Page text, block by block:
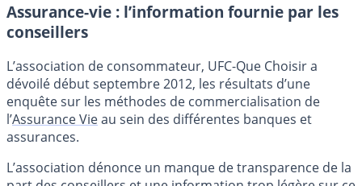
Assurance-vie : l’information fournie par les
conseillers
L’association de consommateur, UFC-Que Choisir a
dévoilé début septembre 2012, les résultats d’une
enquête sur les méthodes de commercialisation de
l’Assurance Vieau sein des différentes banques et
assurances.
L’association dénonce un manque de transparence de la